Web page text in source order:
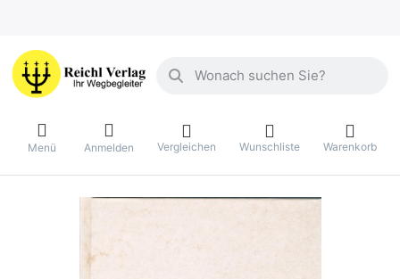
Geben Sie einen Suchbegriff ein.
Menü Anmelden Vergleichen Wunschliste Warenkorb